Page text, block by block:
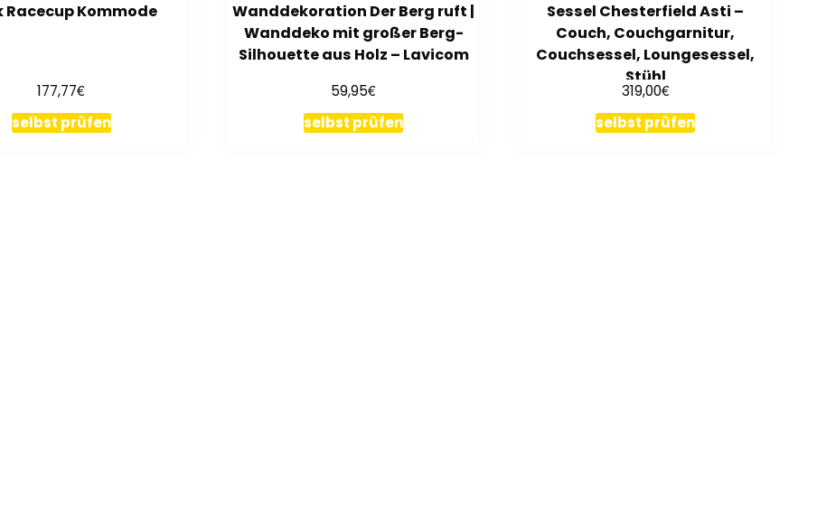
Racecup Kommode
177,77€
selbst prüfen
Wanddekoration Der Berg ruft |
Wanddeko mit großer Berg-
Silhouette aus Holz – Lavicom
59,95€
selbst prüfen
Sessel Chesterfield Asti –
Couch, Couchgarnitur,
Couchsessel, Loungesessel,
Stühl
319,00€
selbst prüfen